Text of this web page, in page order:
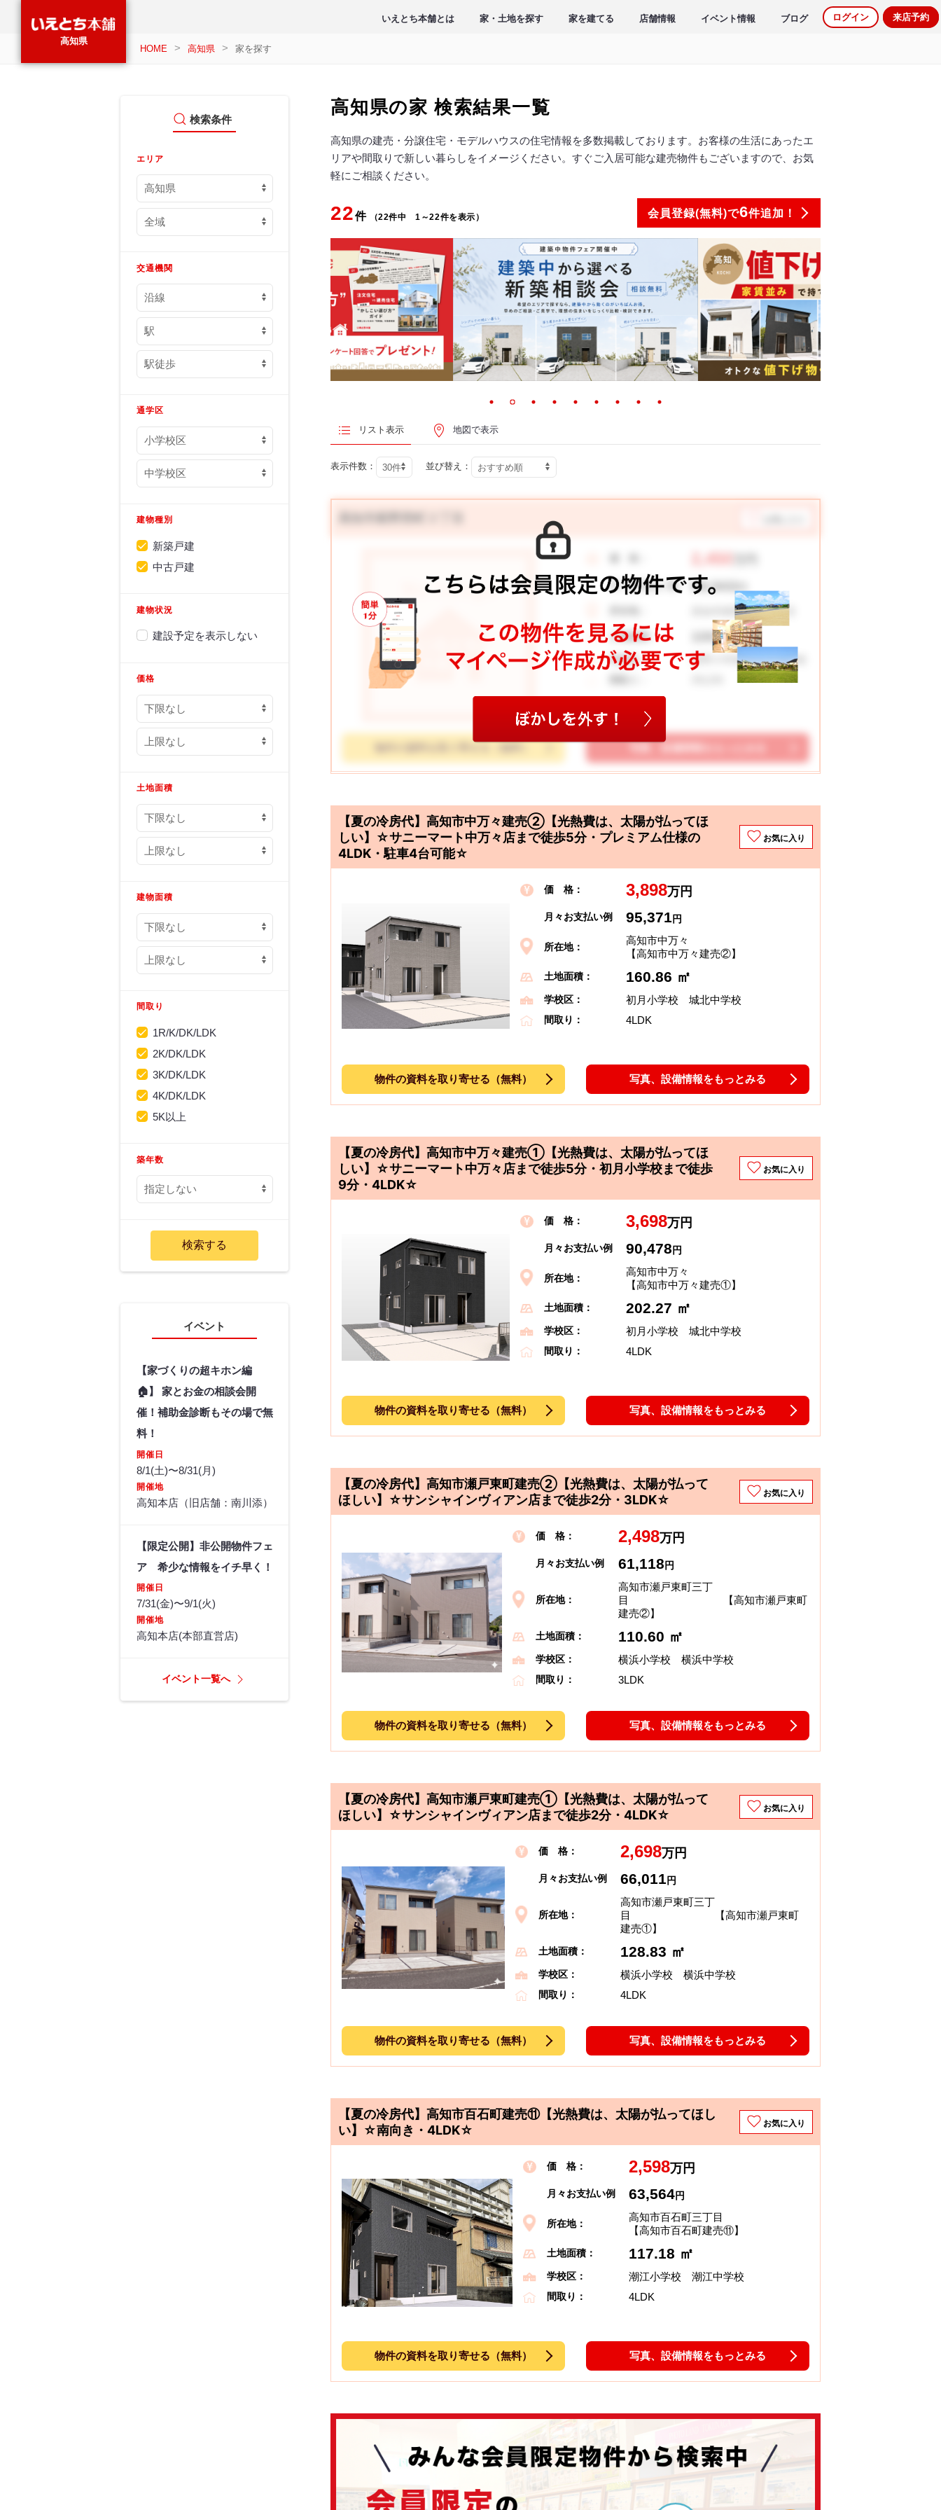
高知県
いえとち本舗とは 家・土地を探す 家を建てる 店舗情報 イベント情報 ブログ ログイン 来店予約
HOME 高知県 家を探す
検索条件
エリア
交通機関
通学区
建物種別
新築戸建
中古戸建
建物状況
建設予定を表示しない
価格
土地面積
建物面積
間取り
1R/K/DK/LDK
2K/DK/LDK
3K/DK/LDK
4K/DK/LDK
5K以上
築年数
イベント
【家づくりの超キホン編
🏠】 家とお金の相談会開
催！補助金診断もその場で無
料！
開催日
8/1(土)〜8/31(月)
開催地
高知本店（旧店舗：南川添）
【限定公開】非公開物件フェ
ア 希少な情報をイチ早く！
開催日
7/31(金)〜9/1(火)
開催地
高知本店(本部直営店)
イベント一覧へ
高知県の家 検索結果一覧
高知県の建売・分譲住宅・モデルハウスの住宅情報を多数掲載しております。お客様の生活にあったエ
リアや間取りで新しい暮らしをイメージください。すぐご入居可能な建売物件もございますので、お気
軽にご相談ください。
22件 （22件中 1～22件を表示） 会員登録(無料)で6件追加！
リスト表示 地図で表示
表示件数： 並び替え：
2,450
月々お支払い例 59,943
高知市薊野西町２丁目
土地面積： 100.72 ㎡
学校区： 泉野小学校 一宮中学校
【夏の冷房代】高知市中万々建売②【光熱費は、太陽が払ってほ
しい】☆サニーマート中万々店まで徒歩5分・プレミアム仕様の
4LDK・駐車4台可能☆
お気に入り
価 格： 3,898万円
月々お支払い例 95,371円
所在地：
高知市中万々
【高知市中万々建売②】
土地面積： 160.86 ㎡
学校区： 初月小学校 城北中学校
間取り： 4LDK
物件の資料を取り寄せる（無料） 写真、設備情報をもっとみる
【夏の冷房代】高知市中万々建売①【光熱費は、太陽が払ってほ
しい】☆サニーマート中万々店まで徒歩5分・初月小学校まで徒歩
9分・4LDK☆
お気に入り
価 格： 3,698万円
月々お支払い例 90,478円
所在地：
高知市中万々
【高知市中万々建売①】
土地面積： 202.27 ㎡
学校区： 初月小学校 城北中学校
間取り： 4LDK
物件の資料を取り寄せる（無料） 写真、設備情報をもっとみる
【夏の冷房代】高知市瀬戸東町建売②【光熱費は、太陽が払って
ほしい】☆サンシャインヴィアン店まで徒歩2分・3LDK☆
お気に入り
価 格： 2,498万円
月々お支払い例 61,118円
所在地：
高知市瀬戸東町三丁
目 【高知市瀬戸東町
建売②】
土地面積： 110.60 ㎡
学校区： 横浜小学校 横浜中学校
間取り： 3LDK
物件の資料を取り寄せる（無料） 写真、設備情報をもっとみる
【夏の冷房代】高知市瀬戸東町建売①【光熱費は、太陽が払って
ほしい】☆サンシャインヴィアン店まで徒歩2分・4LDK☆
お気に入り
価 格： 2,698万円
月々お支払い例 66,011円
所在地：
高知市瀬戸東町三丁
目 【高知市瀬戸東町
建売①】
土地面積： 128.83 ㎡
学校区： 横浜小学校 横浜中学校
間取り： 4LDK
物件の資料を取り寄せる（無料） 写真、設備情報をもっとみる
【夏の冷房代】高知市百石町建売⑪【光熱費は、太陽が払ってほし
い】☆南向き・4LDK☆
お気に入り
価 格： 2,598万円
月々お支払い例 63,564円
所在地：
高知市百石町三丁目
【高知市百石町建売⑪】
土地面積： 117.18 ㎡
学校区： 潮江小学校 潮江中学校
間取り： 4LDK
物件の資料を取り寄せる（無料） 写真、設備情報をもっとみる